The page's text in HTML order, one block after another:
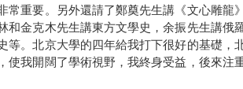
常重要。另外還請了鄭奠先生講《文心雕龍
和金克木先生講東方文學史，余振先生講俄
等。北京大學的四年給我打下很好的基礎，
使我開闊了學術視野，我終身受益，後來注